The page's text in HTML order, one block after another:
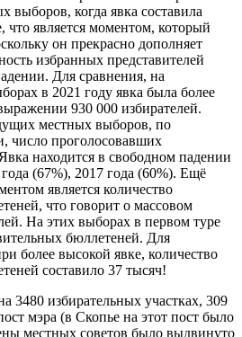
выборов, когда явка составила
что является моментом, который
он прекрасно дополняет
избранных представителей
Для сравнения, на
в 2021 году явка была более
930 000 избирателей.
местных выборов, по
проголосовавших
находится в свободном падении
(67%), 2017 года (60%). Ещё
является количество
что говорит о массовом
На этих выборах в первом туре
бюллетеней. Для
более высокой явке, количество
составило 37 тысяч!
3480 избирательных участках, 309
мэра (в Скопье на этот пост было
местных советов было выдвинуто